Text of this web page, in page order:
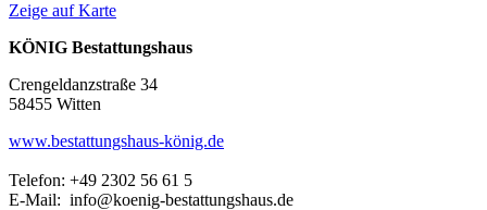
Zeige auf Karte
KÖNIG Bestattungshaus
Crengeldanzstraße 34
58455 Witten
www.bestattungshaus-könig.de
Telefon: +49 2302 56 61 5
E-Mail: info@koenig-bestattungshaus.de